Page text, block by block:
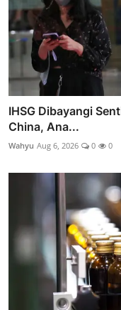
IHSG Dibayangi
China, Ana...
Wahyu Aug 6, 2026 0 0